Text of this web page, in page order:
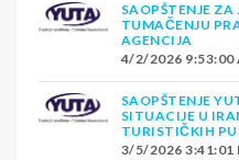
SAOPŠTENJE
TUMAČENJU
AGENCIJA
4/2/2026 9:53:00
SAOPŠTENJE
SITUACIJE U
TURISTIČKIH
3/5/2026 3:41:01